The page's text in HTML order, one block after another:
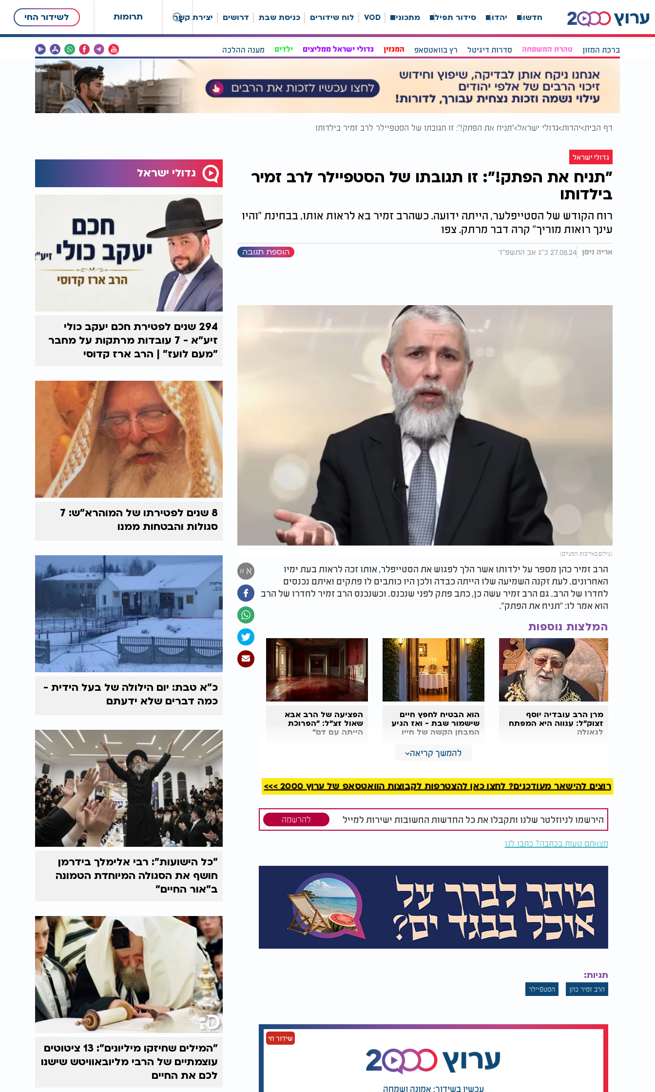
תרומות לשידור החי חדשות יהדות סידור תפילה מתכונים VOD לוח שידורים כניסת שבת דרושים יצירת קשר
ברכת המזון טהרת המשפחה סדרות דיגיטל רץ בוואטסאפ המגזין גדולי ישראל ממליצים ילדים מענה ההלכה
דף הבית יהדות גדולי ישראל "תניח את הפתק!": זו תגובתו של הסטפיילר לרב זמיר בילדותו
גדולי ישראל
"תניח את הפתק!": זו תגובתו של הסטפיילר לרב זמיר
בילדותו
רוח הקודש של הסטייפלער, הייתה ידועה. כשהרב זמיר בא לראות אותו, בבחינת "והיו
עינך רואות מוריך" קרה דבר מרתק. צפו
אריה ניסן 27.08.24 כ"ג אב התשפ"ד הוספת תגובה
(צילום:באדיבות המצלם)
א א
הרב זמיר כהן מספר על ילדותו אשר הלך לפגוש את הסטייפלר, אותו זכה לראות בעת ימיו
האחרונים. לעת זקנה השמיעה שלו הייתה כבדה ולכן היו כותבים לו פתקים ואיתם נכנסים
לחדרו של הרב. גם הרב זמיר עשה כן, כתב פתק לפני שנכנס. וכשנכנס הרב זמיר לחדרו של הרב
הוא אמר לו: "תניח את הפתק".
המלצות נוספות
מרן הרב עובדיה יוסף
זצוק"ל: ענווה היא המפתח
לגאולה
הוא הבטיח לחפץ חיים
שישמור שבת - ואז הגיע
המבחן הקשה של חייו
הפציעה של הרב אבא
שאול זצ"ל: "הפרוכת
הייתה עם דם"
להמשך קריאה
רוצים להישאר מעודכנים? לחצו כאן להצטרפות לקבוצות הוואטסאפ של ערוץ 2000 >>>
הירשמו לניוזלטר שלנו ותקבלו את כל החדשות החשובות ישירות למייל להרשמה
מצאתם טעות בכתבה? כתבו לנו
תגיות:
הרב זמיר כהן הסטפיילר
שידור חי
עכשיו בשידור: אמונה ושמחה
גדולי ישראל
294 שנים לפטירת חכם יעקב כולי
זיע"א - 7 עובדות מרתקות על מחבר
"מעם לועז" | הרב ארז קדוסי
8 שנים לפטירתו של המוהרא"ש: 7
סגולות והבטחות ממנו
כ"א טבת: יום הילולה של בעל הידית -
כמה דברים שלא ידעתם
"כל הישועות": רבי אלימלך בידרמן
חושף את הסגולה המיוחדת הטמונה
ב"אור החיים"
"המילים שחיזקו מיליונים": 13 ציטוטים
עוצמתיים של הרבי מליובאוויטש שישנו
לכם את החיים